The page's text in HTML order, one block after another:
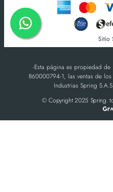
Sitio
-Esta página es propiedad de
860000794-1, las ventas de
Industrias Spring
© Copyright 2025 Spring.